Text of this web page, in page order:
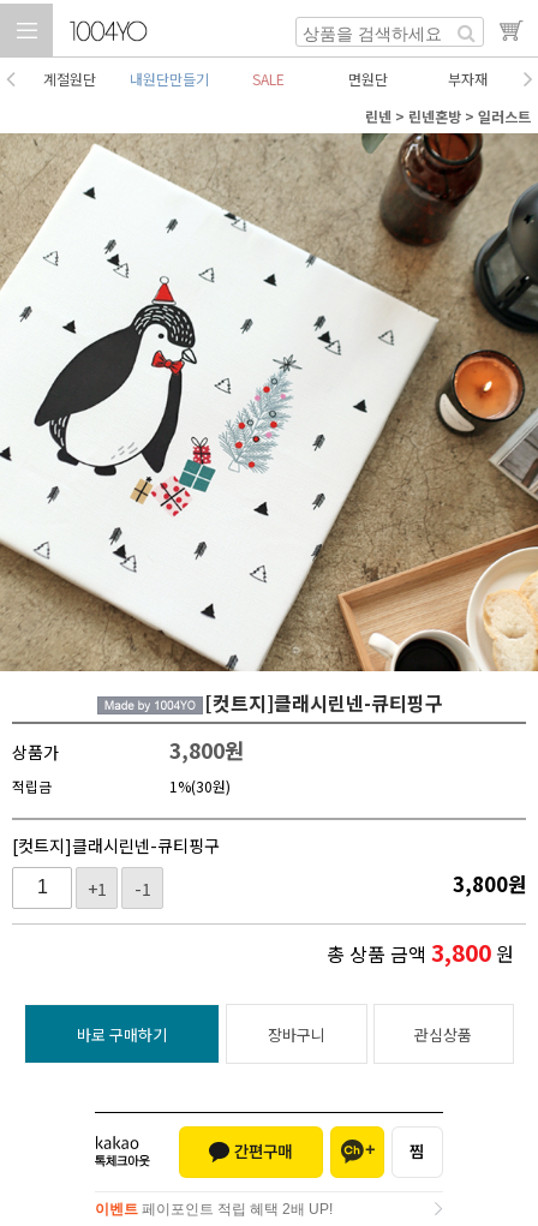
계절원단 내원단만들기 SALE 면원단
부자재
린넨 > 린넨혼방 > 일러스트
[컷트지]클래시린넨-큐티핑구
상품가 3,800원
적립금 1%(30원)
[컷트지]클래시린넨-큐티핑구
+1
-1 3,800원
총 상품 금액 3,800원
바로 구매하기 장바구니 관심상품
이벤트 페이포인트 적립 혜택 2배 UP!